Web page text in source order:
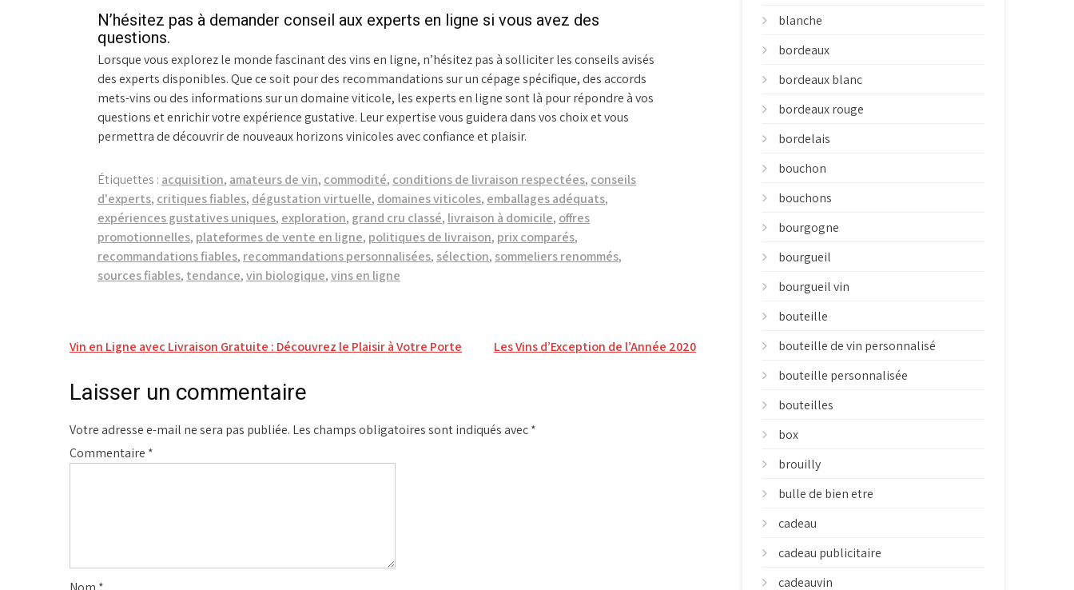
N’hésitez pas à demander conseil aux experts en ligne si vous avez des
questions.
Lorsque vous explorez le monde fascinant des vins en ligne, n’hésitez pas à solliciter les conseils avisés
des experts disponibles. Que ce soit pour des recommandations sur un cépage spécifique, des accords
mets-vins ou des informations sur un domaine viticole, les experts en ligne sont là pour répondre à vos
questions et enrichir votre expérience gustative. Leur expertise vous guidera dans vos choix et vous
permettra de découvrir de nouveaux horizons vinicoles avec confiance et plaisir.
Étiquettes : acquisition, amateurs de vin, commodité, conditions de livraison respectées, conseils
d'experts, critiques fiables, dégustation virtuelle, domaines viticoles, emballages adéquats,
expériences gustatives uniques, exploration, grand cru classé, livraison à domicile, offres
promotionnelles, plateformes de vente en ligne, politiques de livraison, prix comparés,
recommandations fiables, recommandations personnalisées, sélection, sommeliers renommés,
sources fiables, tendance,vin biologique,vins en ligne
Navigation
l’article
Vin en Ligne avec Livraison Gratuite : Découvrez le Plaisir à Votre Porte Les Vins d’Exception de l’Année 2020
Laisser un commentaire
Votre adresse e-mail ne sera pas publiée. Les champs obligatoires sont indiqués avec*
Commentaire *
blanche
bordeaux
bordeaux blanc
bordeaux rouge
bordelais
bouchon
bouchons
bourgogne
bourgueil
bourgueil vin
bouteille
bouteille de vin personnalisé
bouteille personnalisée
bouteilles
box
brouilly
bulle de bien etre
cadeau
cadeau publicitaire
cadeauvin